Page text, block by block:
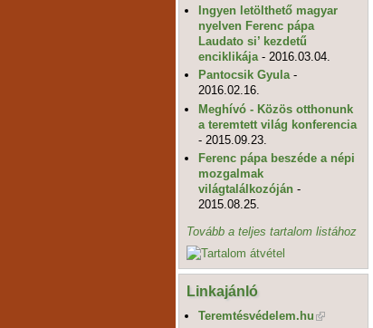
Ingyen letölthető magyar
nyelven Ferenc pápa
Laudato si’ kezdetű
enciklikája - 2016.03.04.
Pantocsik Gyula -
2016.02.16.
Meghívó - Közös otthonunk
a teremtett világ konferencia
- 2015.09.23.
Ferenc pápa beszéde a népi
mozgalmak
világtalálkozóján -
2015.08.25.
Tovább a teljes tartalom listához
Linkajánló
Teremtésvédelem.hu